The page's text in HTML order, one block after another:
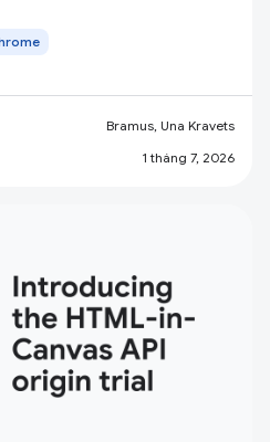
Bramus, Una Kravets
1 tháng 7, 2026